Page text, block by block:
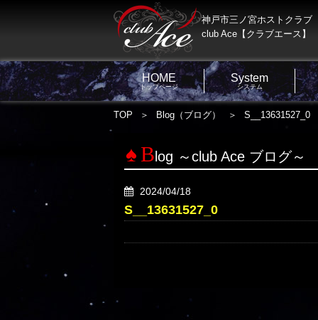
神戸市三ノ宮ホストクラブ
club Ace【クラブエース】
HOME
トップページ
System
システム
TOP Blog（ブログ） S__13631527_0
B log ～club Ace ブログ～
2024/04/18
S__13631527_0